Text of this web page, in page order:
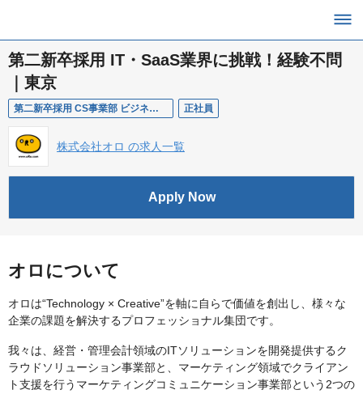
第二新卒採用 IT・SaaS業界に挑戦！経験不問
｜東京
第二新卒採用 CS事業部 ビジネス総合職オープンポジション 正社員
株式会社オロ の求人一覧
Apply Now
オロについて
オロは“Technology × Creative”を軸に自らで価値を創出し、様々な
企業の課題を解決するプロフェッショナル集団です。
我々は、経営・管理会計領域のITソリューションを開発提供するク
ラウドソリューション事業部と、マーケティング領域でクライアン
ト支援を行うマーケティングコミュニケーション事業部という2つの